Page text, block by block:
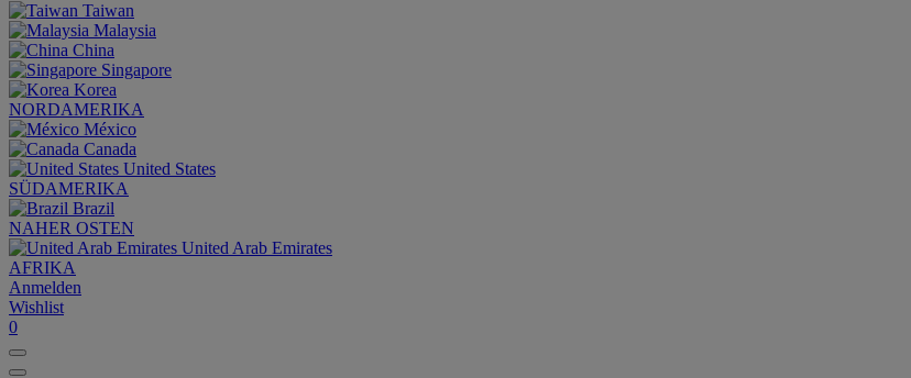
Taiwan
Malaysia
China
Singapore
Korea
NORDAMERIKA
México
Canada
United States
SÜDAMERIKA
Brazil
NAHER OSTEN
United Arab Emirates
AFRIKA
Anmelden
Wishlist
0